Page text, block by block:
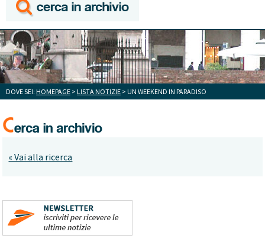
DOVE SEI: HOMEPAGE > LISTA NOTIZIE > UN WEEKEND IN PARADISO
« Vai alla ricerca